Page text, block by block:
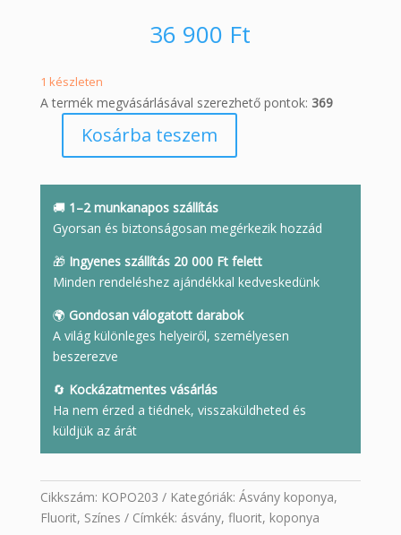
36 900 Ft
1 készleten
A termék megvásárlásával szerezhető pontok: 369
koponya
mennyiség
Kosárba teszem
🚚 1–2 munkanapos szállítás
Gyorsan és biztonságosan megérkezik hozzád
🎁 Ingyenes szállítás 20 000 Ft felett
Minden rendeléshez ajándékkal kedveskedünk
🌍 Gondosan válogatott darabok
A világ különleges helyeiről, személyesen
beszerezve
🔄 Kockázatmentes vásárlás
Ha nem érzed a tiédnek, visszaküldheted és
küldjük az árát
Cikkszám: KOPO203 Kategóriák: Ásvány koponya,
Fluorit, Színes Címkék: ásvány, fluorit, koponya